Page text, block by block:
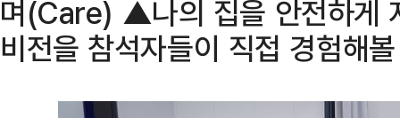
며(Care) ▲나의 집을 안전하게
비전을 참석자들이 직접 경험해